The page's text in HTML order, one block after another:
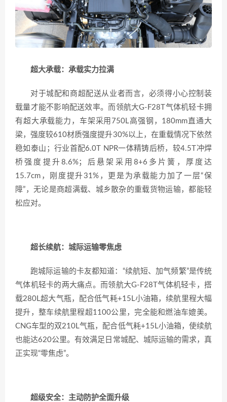
超大承载：承载实力拉满
对于城配和商超配送从业者而言，必须得小心控制装
载量才能不影响配送效率。​而领航大G-F28T气体机轻卡拥
有超大承载能力，车架采用750L高强钢，180mm直通大
梁，强度较610材质强度提升30%以上，在重载情况下依然
稳如泰山；行业首配6.0T NPR一体精铸后桥，较4.5T冲焊
桥强度提升8.6%；后悬架采用8+6多片簧，厚度达
15.7cm，刚度提升31%，更是为承载能力加了一层“保
障”，无论是商超满载、城乡散杂的重载货物运输，都能轻
松应对。
超长续航：城际运输零焦虑
跑城际运输的卡友都知道：“续航短、加气频繁”是传统
气体机轻卡的两大痛点。而领航大G-F28T气体机轻卡，搭
载280L超大气瓶，配合低气耗+15L小油箱，续航里程大幅
提升，整车续航里程超1100公里，完全能和燃油车媲美。
CNG车型的双210L气瓶，配合低气耗+15L小油箱，使续航
也能达620公里。有效满足日常城配、城际运输的需求，真
正实现“零焦虑”。
超级安全：主动防护全面升级